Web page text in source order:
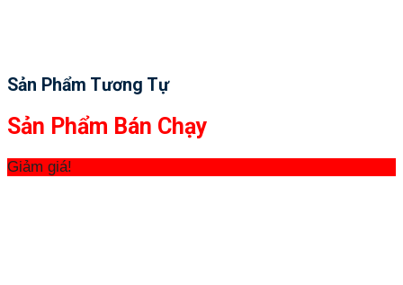
Sản Phẩm Tương Tự
Sản Phẩm Bán Chạy
Giảm giá!